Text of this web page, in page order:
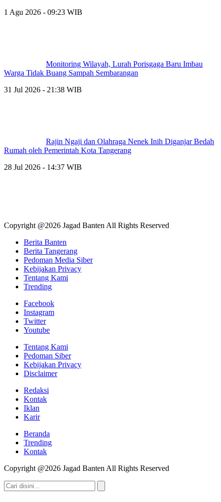
1 Agu 2026 - 09:23 WIB
Monitoring Wilayah, Lurah Porisgaga Baru Imbau
Warga Tidak Buang Sampah Sembarangan
31 Jul 2026 - 21:38 WIB
Rajin Ngaji dan Olahraga Nenek Inih Diganjar Bedah
Rumah oleh Pemerintah Kota Tangerang
28 Jul 2026 - 14:37 WIB
Copyright @2026 Jagad Banten All Rights Reserved
Berita Banten
Berita Tangerang
Pedoman Media Siber
Kebijakan Privacy
Tentang Kami
Trending
Facebook
Instagram
Twitter
Youtube
Tentang Kami
Pedoman Siber
Kebijakan Privacy
Disclaimer
Redaksi
Kontak
Iklan
Karir
Beranda
Trending
Kontak
Copyright @2026 Jagad Banten All Rights Reserved